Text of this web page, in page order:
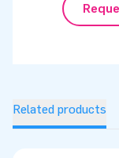
Related products